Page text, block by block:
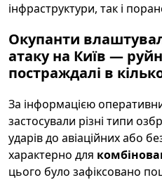
інфраструктури, так і
Окупанти
атаку на Київ —
постраждалі в
За інформацією
застосували різні типи
ударів до авіаційних або
характерно для
цього було зафіксовано